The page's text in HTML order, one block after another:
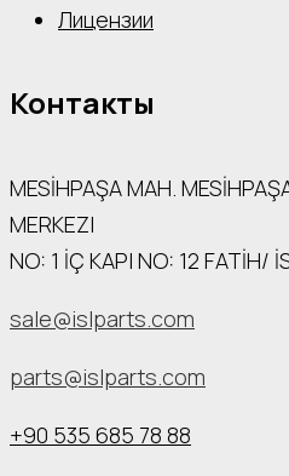
Лицензии
Контакты
MESİHPAŞA МАН.
MERKEZI
NO: 1 İÇ КАРI NO: 12 FATİH/
sale@islparts.com
parts@islparts.com
+90 535 685 78 88